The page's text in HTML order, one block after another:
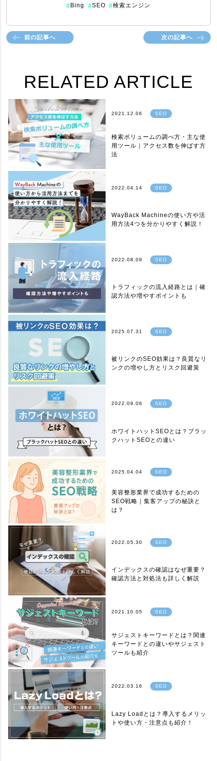
# Bing #SEO #検索エンジン
前の記事へ 次の記事へ
RELATED ARTICLE
2021.12.06 SEO
検索ボリュームの調べ方・主な使
用ツール｜アクセス数を伸ばす方
法
2022.04.14 SEO
WayBack Machineの使い方や活
用方法4つを分かりやすく解説！
2022.08.09 SEO
トラフィックの流入経路とは｜確
認方法や増やすポイントも
2025.07.31 SEO
被リンクのSEO効果は？良質なリ
ンクの増やし方とリスク回避策
2022.09.06 SEO
ホワイトハットSEOとは？ブラッ
クハットSEOとの違い
2025.04.04 SEO
美容整形業界で成功するための
SEO戦略｜集客アップの秘訣と
は？
2022.05.30 SEO
インデックスの確認はなぜ重要？
確認方法と対処法も詳しく解説
2021.10.05 SEO
サジェストキーワードとは？関連
キーワードとの違いやサジェスト
ツールも紹介
2022.03.16 SEO
Lazy Loadとは？導入するメリッ
トや使い方・注意点も紹介！